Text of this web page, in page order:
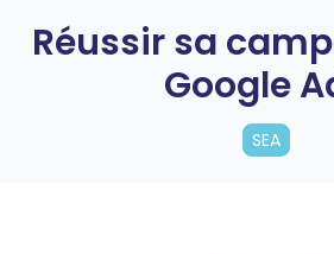
Réussir sa
Google
SEA